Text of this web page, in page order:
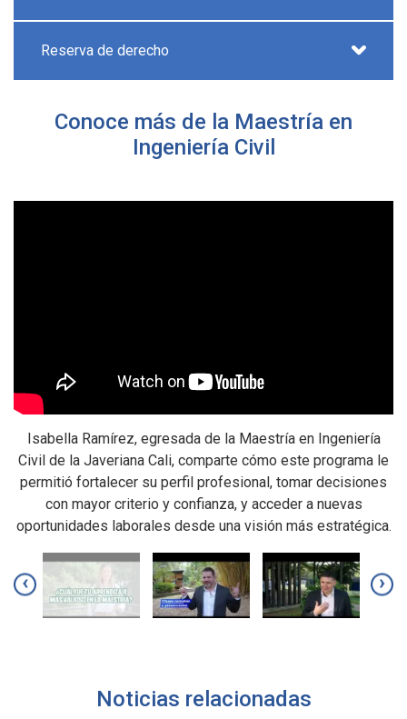
Reserva de derecho
Conoce más de la Maestría en
Ingeniería Civil
Isabella Ramírez, egresada de la Maestría en Ingeniería
Civil de la Javeriana Cali, comparte cómo este programa le
permitió fortalecer su perfil profesional, tomar decisiones
con mayor criterio y confianza, y acceder a nuevas
oportunidades laborales desde una visión más estratégica.
‹ ›
Noticias relacionadas